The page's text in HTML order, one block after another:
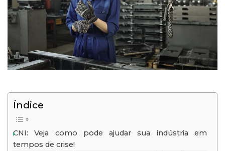
Índice
CNI: Veja como pode ajudar sua indústria em
tempos de crise!